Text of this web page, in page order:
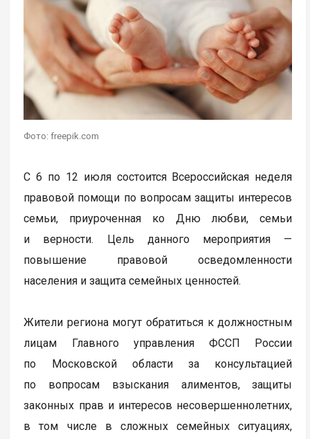
Фото: freepik.com
С 6 по 12 июля состоится Всероссийская неделя
правовой помощи по вопросам защиты интересов
семьи, приуроченная ко Дню любви, семьи
и верности. Цель данного мероприятия —
повышение правовой осведомленности
населения и защита семейных ценностей.
Жители региона могут обратиться к должностным
лицам Главного управления ФССП России
по Московской области за консультацией
по вопросам взыскания алиментов, защиты
законных прав и интересов несовершеннолетних,
в том числе в сложных семейных ситуациях,